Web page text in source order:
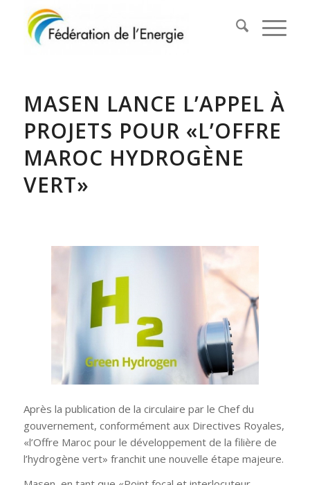
MASEN LANCE L’APPEL À
PROJETS POUR «L’OFFRE
MAROC HYDROGÈNE
VERT»
Après la publication de la circulaire par le Chef du
gouvernement, conformément aux Directives Royales,
«l’Offre Maroc pour le développement de la filière de
l’hydrogène vert» franchit une nouvelle étape majeure.